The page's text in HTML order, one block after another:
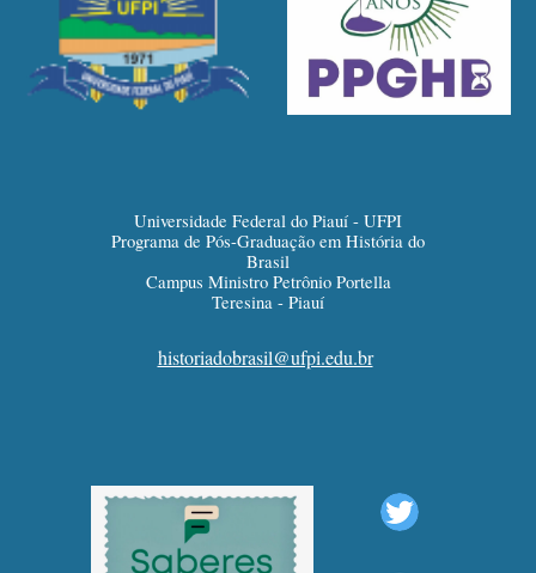
Universidade Federal do Piauí - UFPI
Programa de Pós-Graduação em História do
Brasil
Campus Ministro Petrônio Portella
Teresina - Piauí
historiadobrasil@ufpi.edu.br